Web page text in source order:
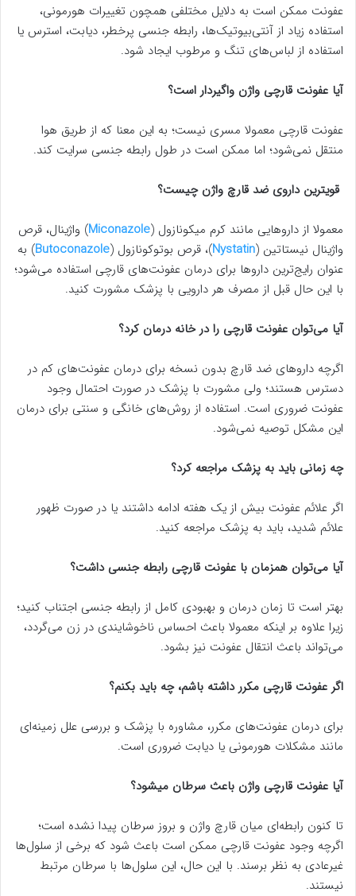
عفونت ممکن است به دلایل مختلفی همچون تغییرات هورمونی،
استفاده زیاد از آنتی‌بیوتیک‌ها، رابطه جنسی پرخطر، دیابت، استرس یا
استفاده از لباس‌های تنگ و مرطوب ایجاد شود.
آیا عفونت قارچی واژن واگیردار است؟
عفونت قارچی معمولا مسری نیست؛ به این معنا که از طریق هوا
منتقل نمی‌شود؛ اما ممکن است در طول رابطه جنسی سرایت کند.
قویترین داروی ضد قارچ واژن چیست؟
معمولا از داروهایی مانند کرم میکونازول (Miconazole) واژینال، قرص
واژینال نیستاتین (Nystatin)، قرص بوتوکونازول (Butoconazole) به
عنوان رایج‌ترین داروها برای درمان عفونت‌های قارچی استفاده می‌شود؛
با این حال قبل از مصرف هر دارویی با پزشک مشورت کنید.
آیا می‌توان عفونت قارچی را در خانه درمان کرد؟
اگرچه داروهای ضد قارچ بدون نسخه برای درمان عفونت‌های کم در
دسترس هستند؛ ولی مشورت با پزشک در صورت احتمال وجود
عفونت ضروری است. استفاده از روش‌های خانگی و سنتی برای درمان
این مشکل توصیه نمی‌شود.
چه زمانی باید به پزشک مراجعه کرد؟
اگر علائم عفونت بیش از یک هفته ادامه داشتند یا در صورت ظهور
علائم شدید، باید به پزشک مراجعه کنید.
آیا می‌توان همزمان با عفونت قارچی رابطه جنسی داشت؟
بهتر است تا زمان درمان و بهبودی کامل از رابطه جنسی اجتناب کنید؛
زیرا علاوه بر اینکه معمولا باعث احساس ناخوشایندی در زن می‌گردد،
می‌تواند باعث انتقال عفونت نیز بشود.
اگر عفونت قارچی مکرر داشته باشم، چه باید بکنم؟
برای درمان عفونت‌های مکرر، مشاوره با پزشک و بررسی علل زمینه‌ای
مانند مشکلات هورمونی یا دیابت ضروری است.
آیا عفونت قارچی واژن باعث سرطان میشود؟
تا کنون رابطه‌ای میان قارچ واژن و بروز سرطان پیدا نشده است؛
اگرچه وجود عفونت قارچی ممکن است باعث شود که برخی از سلول‌ها
غیرعادی به نظر برسند. با این حال، این سلول‌ها با سرطان مرتبط
نیستند.